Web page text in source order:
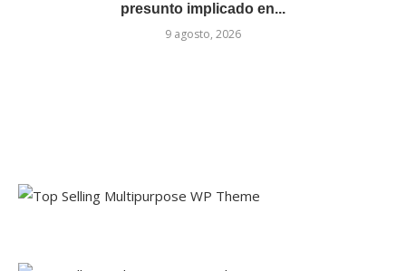
presunto implicado en...
9 agosto, 2026